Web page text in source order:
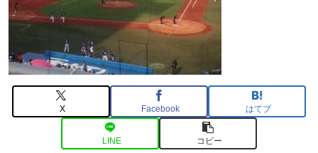
X Facebook はてブ
LINE コピー